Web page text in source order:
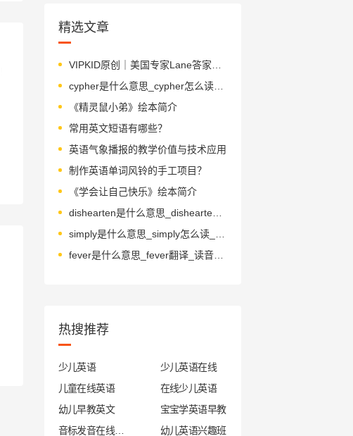
精选文章
cypher是什么意思_cypher怎么读_音标ˈsaɪfə
《精灵鼠小弟》绘本简介
常用英文短语有哪些？
英语气象播报的教学价值与技术应用
制作英语单词风铃的手工项目？
《学会让自己快乐》绘本简介
dishearten是什么意思_dishearten怎么读_音标dɪs'hɑ-tn
fever是什么意思_fever翻译_读音_用法_翻译
热搜推荐
少儿英语
少儿英语在线
儿童在线英语
在线少儿英语
幼儿早教英文
宝宝学英语早教
幼儿英语兴趣班